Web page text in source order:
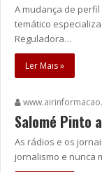
A mudança de
temático
Reguladora…
Ler Mais »
Salomé Pinto
As rádios e os
jornalismo e nunca